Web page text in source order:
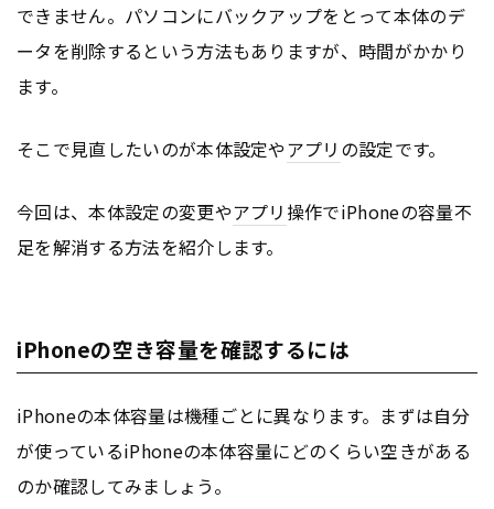
できません。パソコンにバックアップをとって本体のデ
ータを削除するという方法もありますが、時間がかかり
ます。
そこで見直したいのが本体設定やアプリ の設定です。
今回は、本体設定の変更やアプリ 操作でiPhoneの容量不
足を解消する方法を紹介します。
iPhoneの空き容量を確認するには
iPhoneの本体容量は機種ごとに異なります。まずは自分
が使っているiPhoneの本体容量にどのくらい空きがある
のか確認してみましょう。